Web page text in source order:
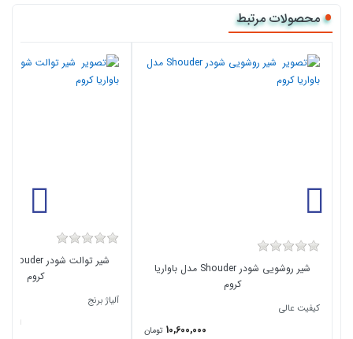
محصولات مرتبط
شیر روشویی شودر Shouder مدل باواریا
کروم
کیفیت عالی
10,600,000 تومان
کروم
آلیاژ برنج
از 11,700,000